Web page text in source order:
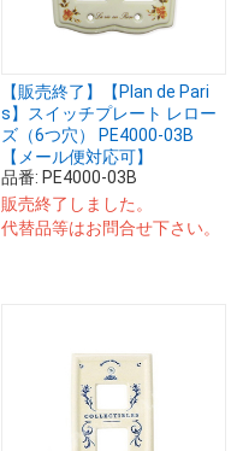
【販売終了】【Plan de Pari
s】スイッチプレート レロー
ズ（6つ穴） PE4000-03B
【メール便対応可】
品番: PE4000-03B
販売終了しました。
代替品等はお問合せ下さい。